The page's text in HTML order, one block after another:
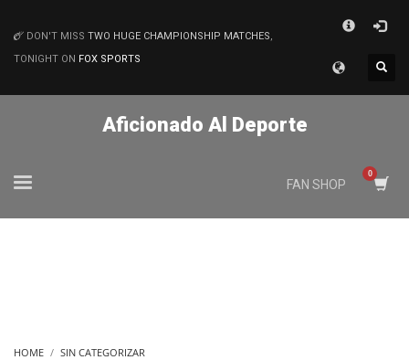
MATCHES
DON'T MISS TWO HUGE CHAMPIONSHIP MATCHES,
TONIGHT ON FOX SPORTS
Aficionado Al Deporte
FAN SHOP
HOME
SIN CATEGORIZAR